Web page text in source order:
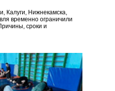
Калуги, Нижнекамска,
временно ограничили
сроки и